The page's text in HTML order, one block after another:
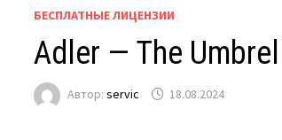
БЕСПЛАТНЫЕ ЛИЦЕНЗИИ
Adler — The
Автор:servic 18.08.2024